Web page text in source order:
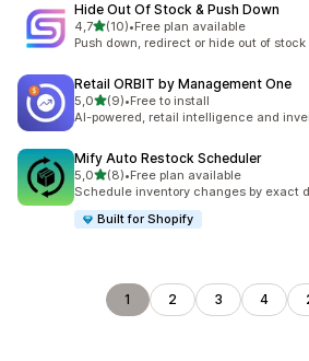
Hide Out Of Stock & Push Down
4,7/ 5 tähteä
(10)
10 arvostelua yhteensä
•Free plan available
Push down, redirect or hide out of
Retail ORBIT by Management One
5,0/ 5 tähteä
(9)
9 arvostelua yhteensä
•Free to install
AI-powered, retail intelligence and
Mify Auto Restock Scheduler
5,0/ 5 tähteä
(8)
8 arvostelua yhteensä
•Free plan available
Schedule inventory changes by exact
Built for Shopify
1 2 3 4